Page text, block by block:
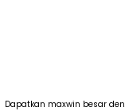
Dapatkan maxwin besar